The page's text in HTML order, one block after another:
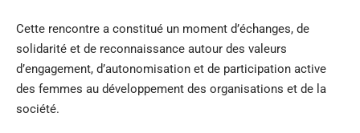
Cette rencontre a constitué un moment d’échanges, de
solidarité et de reconnaissance autour des valeurs
d’engagement, d’autonomisation et de participation active
des femmes au développement des organisations et de la
société.